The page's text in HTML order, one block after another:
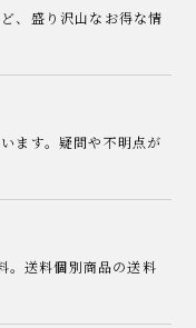
、盛り沢山なお得な情
ます。疑問や不明点が
。送料個別商品の送料